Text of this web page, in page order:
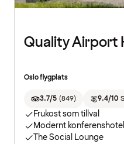
Quality Airport
Oslo flygplats
3.7/5 (849) 9.4/10
Frukost som tillval
Modernt
The Social Lounge